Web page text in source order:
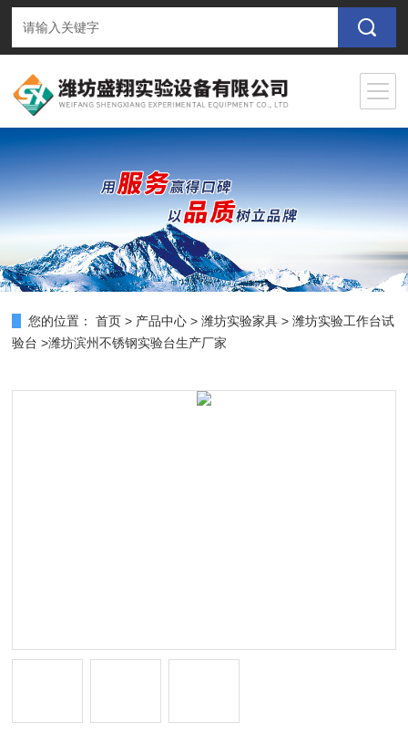
您的位置： 首页 > 产品中心 >潍坊实验家具 >潍坊实验工作台试
验台 >潍坊滨州不锈钢实验台生产厂家